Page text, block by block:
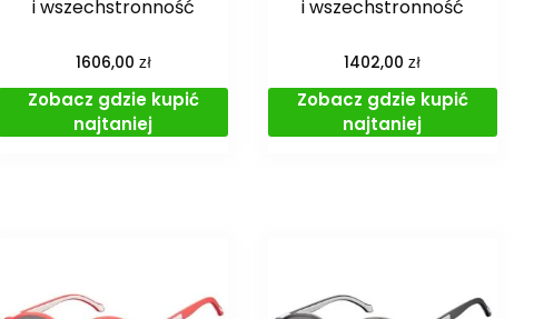
i wszechstronność
1606,00 zł
Zobacz gdzie kupić
najtaniej
i wszechstronność
1402,00zł
Zobacz gdzie kupić
najtaniej